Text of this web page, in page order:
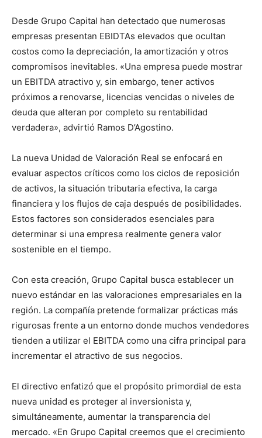
Desde Grupo Capital han detectado que numerosas
empresas presentan EBIDTAs elevados que ocultan
costos como la depreciación, la amortización y otros
compromisos inevitables. «Una empresa puede mostrar
un EBITDA atractivo y, sin embargo, tener activos
próximos a renovarse, licencias vencidas o niveles de
deuda que alteran por completo su rentabilidad
verdadera», advirtió Ramos D’Agostino.
La nueva Unidad de Valoración Real se enfocará en
evaluar aspectos críticos como los ciclos de reposición
de activos, la situación tributaria efectiva, la carga
financiera y los flujos de caja después de posibilidades.
Estos factores son considerados esenciales para
determinar si una empresa realmente genera valor
sostenible en el tiempo.
Con esta creación, Grupo Capital busca establecer un
nuevo estándar en las valoraciones empresariales en la
región. La compañía pretende formalizar prácticas más
rigurosas frente a un entorno donde muchos vendedores
tienden a utilizar el EBITDA como una cifra principal para
incrementar el atractivo de sus negocios.
El directivo enfatizó que el propósito primordial de esta
nueva unidad es proteger al inversionista y,
simultáneamente, aumentar la transparencia del
mercado. «En Grupo Capital creemos que el crecimiento